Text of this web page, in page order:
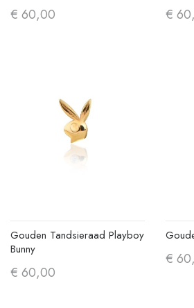
€ 60,00 €
Gouden Tandsieraad Playboy
Bunny
€ 60,00
€